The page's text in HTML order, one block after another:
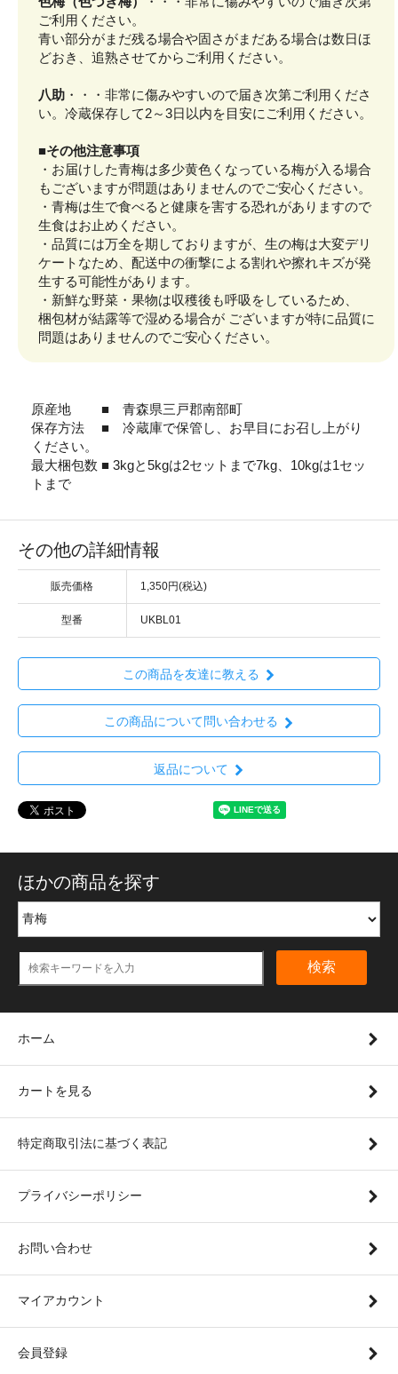
ご利用ください。
青い部分がまだ残る場合や固さがまだある場合は数日ほ
どおき、追熟させてからご利用ください。
八助 ・・・非常に傷みやすいので届き次第ご利用くださ
い。冷蔵保存して2～3日以内を目安にご利用ください。
■その他注意事項
・お届けした青梅は多少黄色くなっている梅が入る場合
もございますが問題はありませんのでご安心ください。
・青梅は生で食べると健康を害する恐れがありますので
生食はお止めください。
・品質には万全を期しておりますが、生の梅は大変デリ
ケートなため、配送中の衝撃による割れや擦れキズが発
生する可能性があります。
・新鮮な野菜・果物は収穫後も呼吸をしているため、
梱包材が結露等で湿める場合が ございますが特に品質に
問題はありませんのでご安心ください。
原産地 ■ 青森県三戸郡南部町
保存方法 ■ 冷蔵庫で保管し、お早目にお召し上がり
ください。
最大梱包数 ■ 3kgと5kgは2セットまで7kg、10kgは1セッ
トまで
その他の詳細情報
販売価格 1,350円(税込)
型番 UKBL01
この商品を友達に教える
この商品について問い合わせる
返品について
ほかの商品を探す
検索
ホーム
カートを見る
特定商取引法に基づく表記
プライバシーポリシー
お問い合わせ
マイアカウント
会員登録